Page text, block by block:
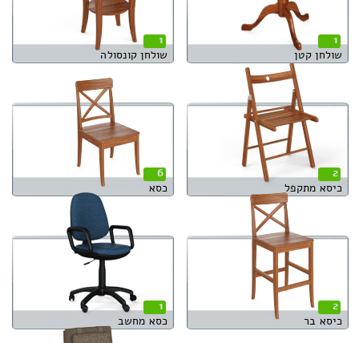
1
שולחן קטן
1
שולחן קונסולה
2
כיסא מתקפל
6
כסא
2
כיסא בר
1
כסא מחשב